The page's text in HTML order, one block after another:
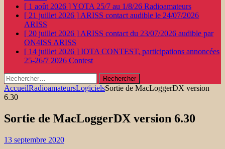
[ 1 août 2026 ]YOTA 25/7 au 1/8/26 Radioamateurs
[ 21 juillet 2026 ] ARISS contact audible le 24/07/2026
ARISS
[ 20 juillet 2026 ] ARISS contact du 23/07/2026 audible par
ON4ISS ARISS
[ 14 juillet 2026 ] IOTA CONTEST, participations annoncées
25-26/7 2026 Contest
Rechercher :
AccueilRadioamateursLogicielsSortie de MacLoggerDX version
6.30
Sortie de MacLoggerDX version 6.30
13 septembre 2020